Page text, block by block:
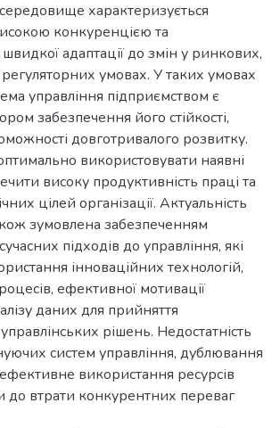
характеризується
конкуренцією та
адаптації до змін у ринкових,
регуляторних умовах. У таких умовах
управління підприємством є
забезпечення його стійкості,
довготривалого розвитку.
використовувати наявні
високу продуктивність праці та
цілей організації. Актуальність
зумовлена забезпеченням
підходів до управління, які
інноваційних технологій,
ефективної мотивації
даних для прийняття
рішень. Недостатність
систем управління, дублювання
використання ресурсів
до втрати конкурентних переваг